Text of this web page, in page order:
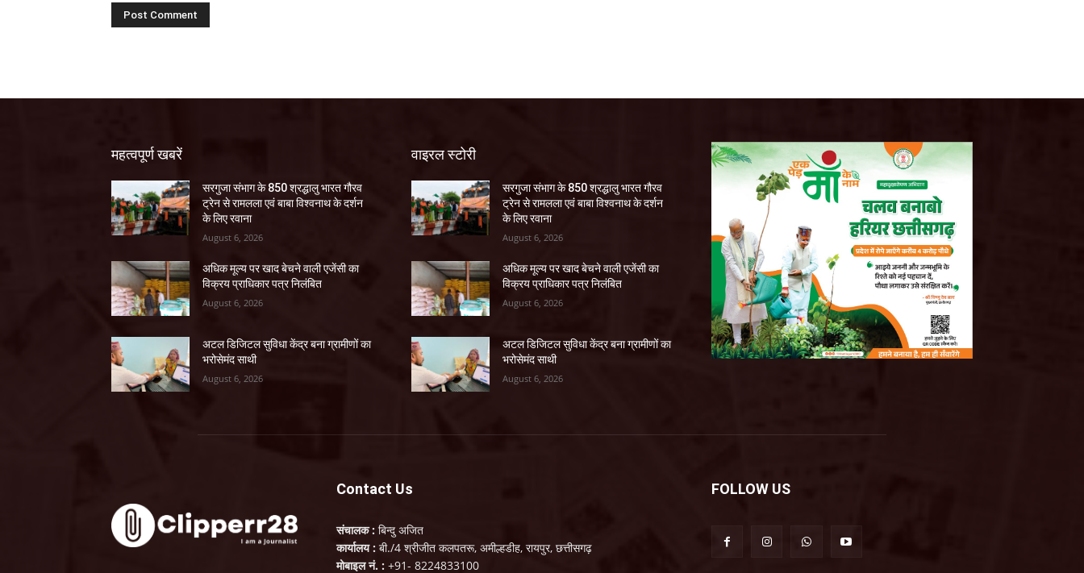
महत्वपूर्ण खबरें
सरगुजा संभाग के 850 श्रद्धालु भारत गौरव
ट्रेन से रामलला एवं बाबा विश्वनाथ के दर्शन
के लिए रवाना
August 6, 2026
अधिक मूल्य पर खाद बेचने वाली एजेंसी का
विक्रय प्राधिकार पत्र निलंबित
August 6, 2026
अटल डिजिटल सुविधा केंद्र बना ग्रामीणों का
भरोसेमंद साथी
August 6, 2026
वाइरल स्टोरी
सरगुजा संभाग के 850 श्रद्धालु भारत गौरव
ट्रेन से रामलला एवं बाबा विश्वनाथ के दर्शन
के लिए रवाना
August 6, 2026
अधिक मूल्य पर खाद बेचने वाली एजेंसी का
विक्रय प्राधिकार पत्र निलंबित
August 6, 2026
अटल डिजिटल सुविधा केंद्र बना ग्रामीणों का
भरोसेमंद साथी
August 6, 2026
Contact Us
संचालक : बिन्दु अजित
कार्यालय : बी./4 श्रीजीत कलपतरू, अमील्हडीह, रायपुर, छत्तीसगढ़
मोबाइल नं. : +91- 8224833100
FOLLOW US